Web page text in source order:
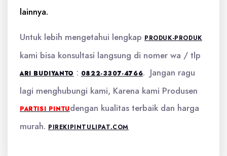
lainnya.
Untuk lebih mengetahui lengkap PRODUK-PRODUK
kami bisa konsultasi langsung di nomer wa / tlp
ARI BUDIYANTO : 0822-3307-4766. Jangan ragu
lagi menghubungi kami, Karena kami Produsen
PARTISI PINTUdengan kualitas terbaik dan harga
murah. PIREKIPINTULIPAT.COM